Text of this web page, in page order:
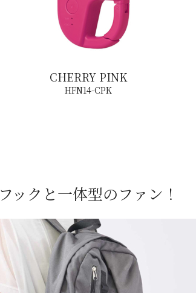
CHERRY PINK
HFN14-CPK
フックと一体型のファン！